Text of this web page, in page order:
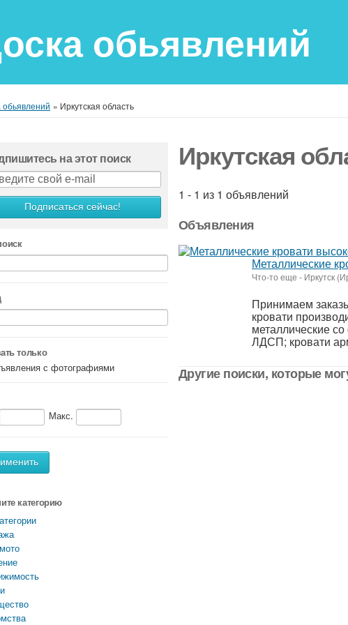
обьявлений
обьявлений » Иркутская область
на этот поиск
Подписаться сейчас!
только
с фотографиями
Макс.
категорию
Иркутская
1 - 1 из 1 объявлений
Объявления
Металлические
Что-то еще - Иркутск
Принимаем
кровати
металлические
ЛДСП; кровати
Другие поиски, которые